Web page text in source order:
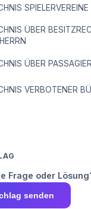
SPIELERVEREINE
ÜBER
ÜBER
VERBOTENER
Frage oder
Vorschlag senden